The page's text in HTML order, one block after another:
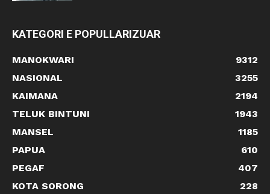
KATEGORI E POPULLARIZUAR
MANOKWARI
9312
NASIONAL
3255
KAIMANA
2194
TELUK BINTUNI
1943
MANSEL
1185
PAPUA
610
PEGAF
407
KOTA SORONG
228